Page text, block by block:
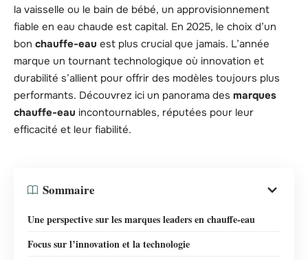
la vaisselle ou le bain de bébé, un approvisionnement
fiable en eau chaude est capital. En 2025, le choix d’un
bon chauffe-eau est plus crucial que jamais. L’année
marque un tournant technologique où innovation et
durabilité s’allient pour offrir des modèles toujours plus
performants. Découvrez ici un panorama des marques
chauffe-eau incontournables, réputées pour leur
efficacité et leur fiabilité.
Sommaire
Une perspective sur les marques leaders en chauffe-eau
Focus sur l’innovation et la technologie